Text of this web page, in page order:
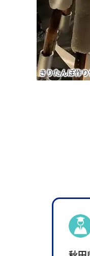
きりたんぽ作